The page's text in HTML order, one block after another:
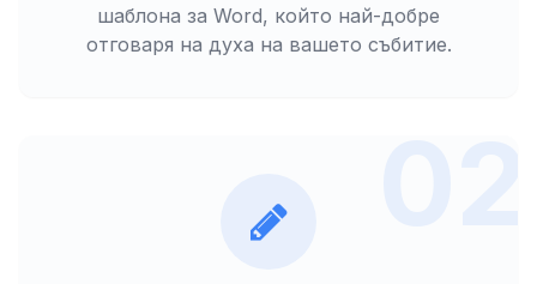
шаблона за Word, който най-добре
отговаря на духа на вашето събитие.
02